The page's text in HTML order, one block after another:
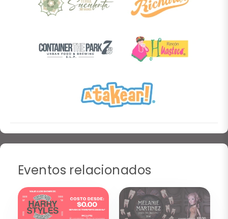
Eventos relacionados